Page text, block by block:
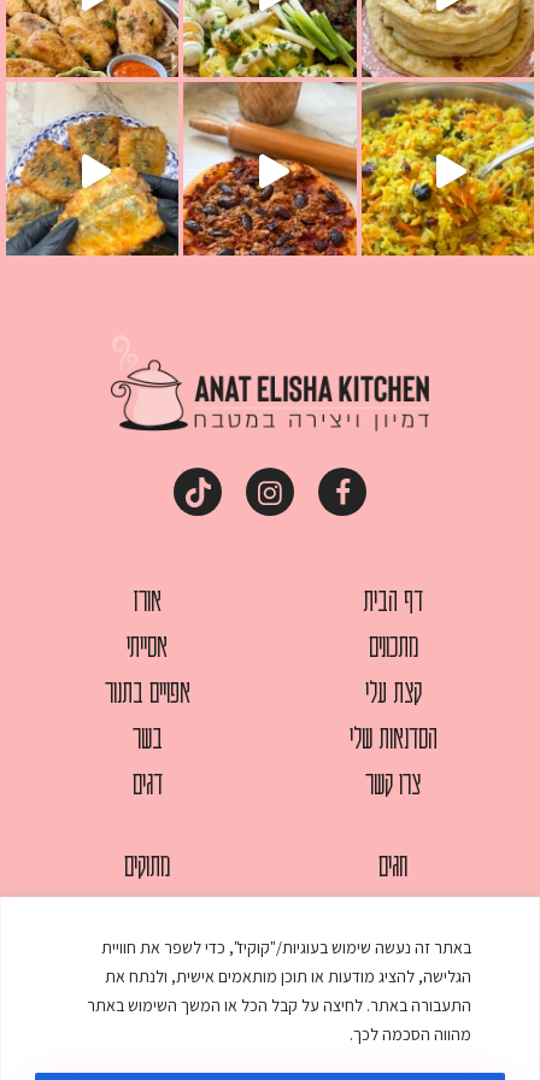
באתר זה נעשה שימוש בעוגיות/"קוקיז", כדי לשפר את חוויית
הגלישה, להציג מודעות או תוכן מותאמים אישית, ולנתח את
התעבורה באתר. לחיצה על קבל הכל או המשך השימוש באתר
מהווה הסכמה לכך.
ככה? ההסבר בסרטו
מז׳ווז׳ין או בתרגום לעברית, מחותניםמתכון ראש
דף הבית
מתכונים
קצת עלי
הסדנאות שלי
צרו קשר
אורז
אסייתי
אפויים בתנור
בשר
דגים
חגים
מאפים
ממולאים
מרקים
מתוקים
עוגות
עוף